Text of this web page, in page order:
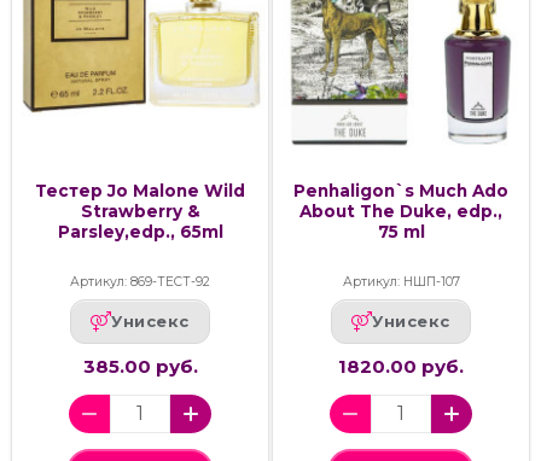
Тестер Jo Malone Wild
Strawberry &
Parsley,edp., 65ml
Артикул: 869-ТЕСТ-92
Унисекс
385.00 руб.
Penhaligon`s Much Ado
About The Duke, edp.,
75 ml
Артикул: НШП-107
Унисекс
1820.00 руб.